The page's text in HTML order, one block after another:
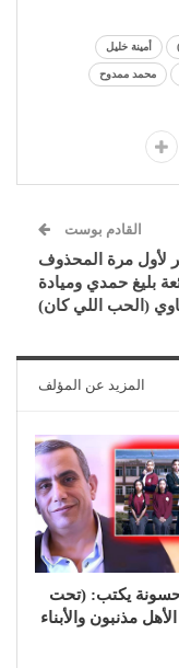
أمينة خليل
محمد ممدوح
القادم بوست
لأول مرة المحذوف
بليغ حمدي وميادة
(الحب اللي كان)
المزيد عن المؤلف
يكتب: (تحت
مذنبون والأبناء